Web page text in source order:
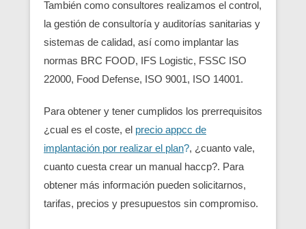
También como consultores realizamos el control,
la gestión de consultoría y auditorías sanitarias y
sistemas de calidad, así como implantar las
normas BRC FOOD, IFS Logistic, FSSC ISO
22000, Food Defense, ISO 9001, ISO 14001.
Para obtener y tener cumplidos los prerrequisitos
¿cual es el coste, el precio appcc de
implantación por realizar el plan?, ¿cuanto vale,
cuanto cuesta crear un manual haccp?. Para
obtener más información pueden solicitarnos,
tarifas, precios y presupuestos sin compromiso.